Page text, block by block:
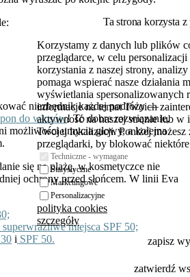
niezbędnik każdej podróży —
do włosów! To dobre rozwiązanie,
możliwości umycia głowy, a kolejna
się na plażę, w kosmetyczce nie
ochrony przed słońcem. W linii Eva
miejsca SPF 50;
i SPF 50.
Ta strona korzysta
Korzystamy z danych lub plików
przeglądarce, w celu
korzystania z naszej strony,
pomaga wspierać nasze działania
wyświetlania spersonalizowanych
informacje na temat Twoich
aktywność na naszej stronie lub
Twojej lokalizacji. Poniżej możesz
przeglądarki, by blokować
Techniczne - wymagane
Statystyczne
Marketingowe
Personalizacyjne
polityka cookies
szczegóły
zapisz
zatwierdź